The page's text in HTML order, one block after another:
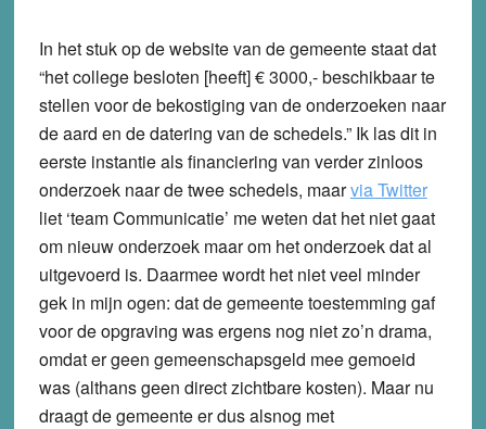
In het stuk op de website van de gemeente staat dat
“het college besloten [heeft] € 3000,- beschikbaar te
stellen voor de bekostiging van de onderzoeken naar
de aard en de datering van de schedels.” Ik las dit in
eerste instantie als financiering van verder zinloos
onderzoek naar de twee schedels, maarvia Twitter
liet ‘team Communicatie’ me weten dat het niet gaat
om nieuw onderzoek maar om het onderzoek dat al
uitgevoerd is. Daarmee wordt het niet veel minder
gek in mijn ogen: dat de gemeente toestemming gaf
voor de opgraving was ergens nog niet zo’n drama,
omdat er geen gemeenschapsgeld mee gemoeid
was (althans geen direct zichtbare kosten). Maar nu
draagt de gemeente er dus alsnog met